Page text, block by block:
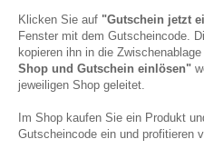
Klicken Sie auf "Gutschein jetzt
Fenster mit dem Gutscheincode.
kopieren ihn in die
Shop und Gutschein einlösen"
jeweiligen Shop geleitet.
Im Shop kaufen Sie ein Produkt
Gutscheincode ein und profitieren